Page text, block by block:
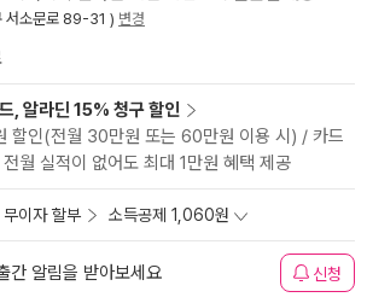
서소문로 89-31 ) 변경
, 알라딘 15% 청구 할인
할인(전월 30만원 또는 60만원 이용 시) / 카드
월 실적이 없어도 최대 1만원 혜택 제공
무이자 할부 소득공제 1,060원
간 알림을 받아보세요 신청